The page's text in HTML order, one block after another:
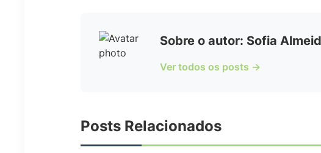
Sobre o autor: Sofia
Ver todos os posts →
Posts Relacionados